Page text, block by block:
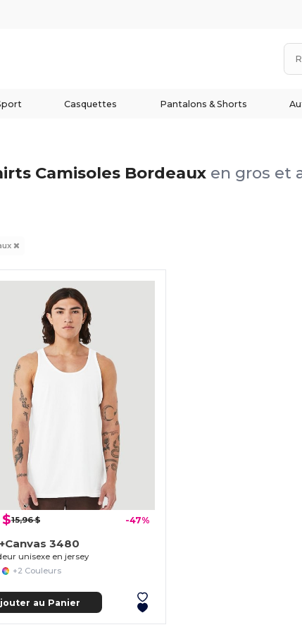
Casquettes Pantalons & Shorts
Camisoles Bordeaux en gros et
$15,96 $ -47%
3480
unisexe en jersey
+2 Couleurs
au Panier